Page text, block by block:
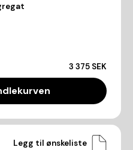
3 375 SEK
Legg til ønskeliste